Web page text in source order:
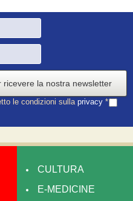
ricevere la nostra newsletter
le condizioni sulla privacy *
CULTURA
E-MEDICINE